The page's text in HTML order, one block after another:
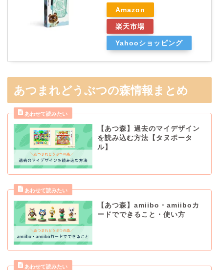
Amazon
楽天市場
Yahooショッピング
あつまれどうぶつの森情報まとめ
【あつ森】過去のマイデザイン
を読み込む方法【タヌポータ
ル】
【あつ森】amiibo・amiiboカ
ードでできること・使い方